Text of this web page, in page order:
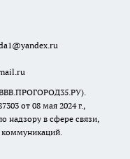
(ВВВ.ПРОГОРОД35.РУ).
от 08 мая 2024 г.,
надзору в сфере связи,